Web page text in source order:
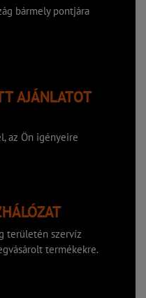
bármely pontjára
AJÁNLATOT
az Ön igényeire
területén szervíz
termékekre.